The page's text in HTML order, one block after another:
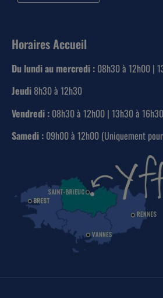
Horaires Accueil
Du lundi au mercredi : 08h30 à 12h00 |
Jeudi 8h30 à 12h30
Vendredi : 08h30 à 12h00 | 13h30 à 16h30
Samedi : 09h00 à 12h00 (Uniquement